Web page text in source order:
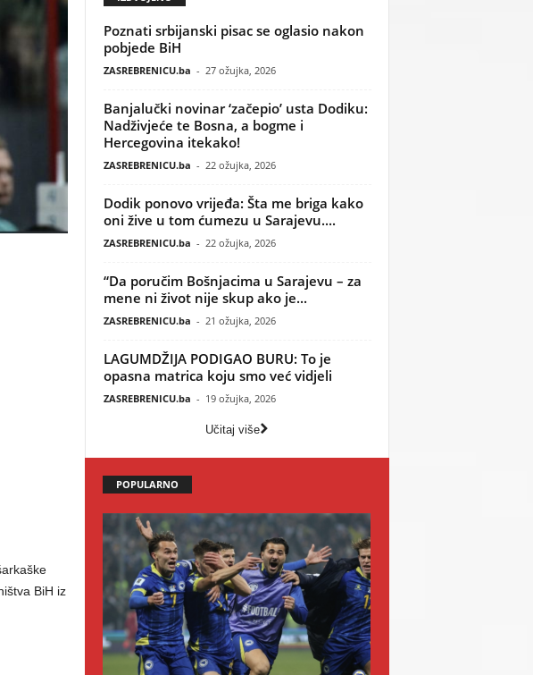
BiH iz
Poznati srbijanski pisac se oglasio nakon
pobjede BiH
ZASREBRENICU.ba - 27 ožujka, 2026
Banjalučki novinar ‘začepio’ usta Dodiku:
Nadživjeće te Bosna, a bogme i
Hercegovina itekako!
ZASREBRENICU.ba - 22 ožujka, 2026
Dodik ponovo vrijeđa: Šta me briga kako
oni žive u tom ćumezu u Sarajevu....
ZASREBRENICU.ba - 22 ožujka, 2026
“Da poručim Bošnjacima u Sarajevu – za
mene ni život nije skup ako je...
ZASREBRENICU.ba - 21 ožujka, 2026
LAGUMDŽIJA PODIGAO BURU: To je
opasna matrica koju smo već vidjeli
ZASREBRENICU.ba - 19 ožujka, 2026
Učitaj više
POPULARNO